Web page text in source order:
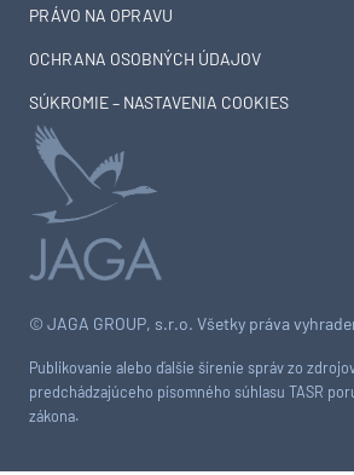
© JAGA GROUP, s.r.o. Všetky práva
Publikovanie alebo ďalšie šírenie správ zo
predchádzajúceho písomného súhlasu TASR
zákona.
PRÁVO NA OPRAVU
OCHRANA OSOBNÝCH ÚDAJOV
SÚKROMIE – NASTAVENIA COOKIES